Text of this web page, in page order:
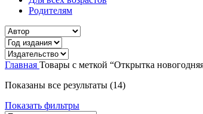
Родителям
Главная Товары с меткой “Открытка
Показаны все результаты (14)Сортировка:
Показать фильтры